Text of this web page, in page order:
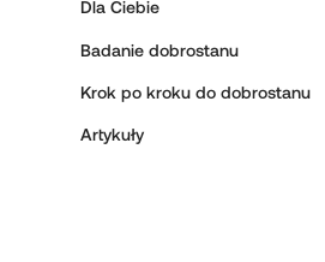
Dla Ciebie
Badanie dobrostanu
Krok po kroku do dobrostanu
Artykuły